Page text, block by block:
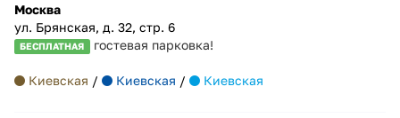
Москва
ул. Брянская, д. 32, стр. 6
БЕСПЛАТНАЯ гостевая парковка!
Киевская / Киевская / Киевская